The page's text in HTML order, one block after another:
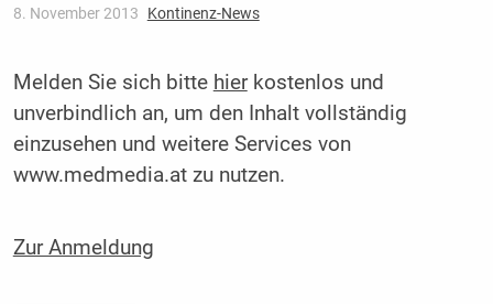
8. November 2013 Kontinenz-News
Melden Sie sich bitte hierkostenlos und
unverbindlich an, um den Inhalt vollständig
einzusehen und weitere Services von
www.medmedia.at zu nutzen.
Zur Anmeldung